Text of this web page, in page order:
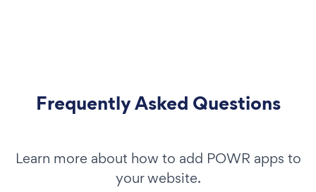
Frequently Asked Questions
Learn more about how to add POWR apps to
your website.